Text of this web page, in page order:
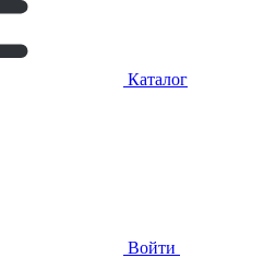
Каталог
Войти